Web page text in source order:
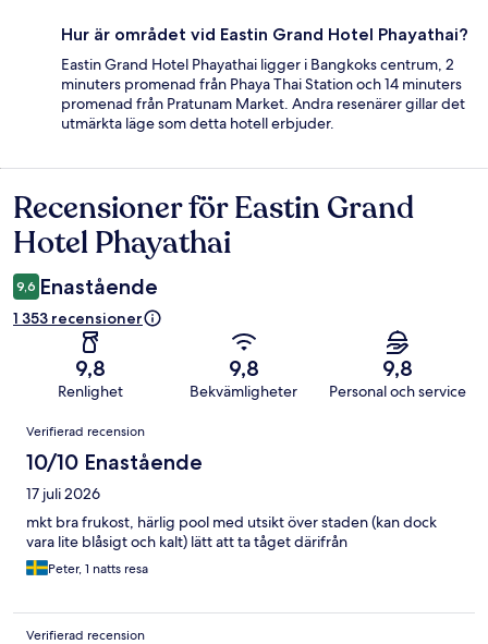
Hur är området vid Eastin Grand Hotel Phayathai?
Eastin Grand Hotel Phayathai ligger i Bangkoks centrum, 2
minuters promenad från Phaya Thai Station och 14 minuters
promenad från Pratunam Market. Andra resenärer gillar det
utmärkta läge som detta hotell erbjuder.
Recensioner
Recensioner för Eastin Grand
Hotel Phayathai
9,6 Enastående
1 353 recensioner
9,8
Renlighet
9,8
Bekvämligheter
9,8
Personal och service
Recensioner
Verifierad recension
10/10 Enastående
17 juli 2026
mkt bra frukost, härlig pool med utsikt över staden (kan dock
vara lite blåsigt och kalt) lätt att ta tåget därifrån
Peter, 1 natts resa
Verifierad recension